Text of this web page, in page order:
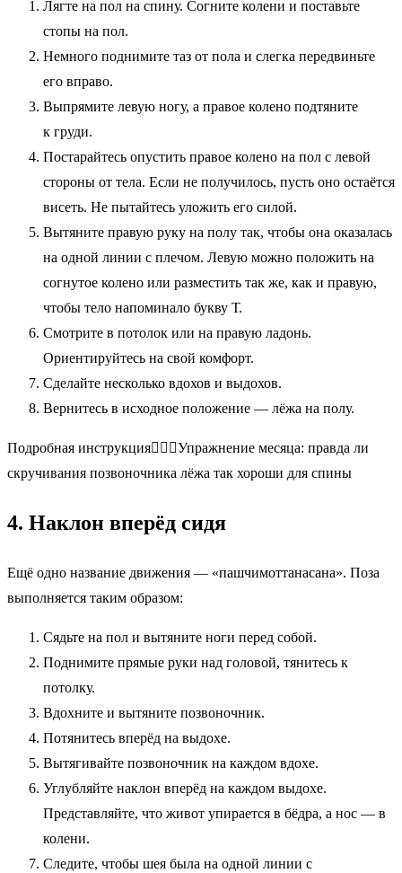
Лягте на пол на спину. Согните колени и поставьте
стопы на пол.
Немного поднимите таз от пола и слегка передвиньте
его вправо.
Выпрямите левую ногу, а правое колено подтяните
к груди.
Постарайтесь опустить правое колено на пол с левой
стороны от тела. Если не получилось, пусть оно остаётся
висеть. Не пытайтесь уложить его силой.
Вытяните правую руку на полу так, чтобы она оказалась
на одной линии с плечом. Левую можно положить на
согнутое колено или разместить так же, как и правую,
чтобы тело напоминало букву Т.
Смотрите в потолок или на правую ладонь.
Ориентируйтесь на свой комфорт.
Сделайте несколько вдохов и выдохов.
Вернитесь в исходное положение — лёжа на полу.
Подробная инструкция🧘🏼‍♀️Упражнение месяца: правда ли
скручивания позвоночника лёжа так хороши для спины
4. Наклон вперёд сидя
Ещё одно название движения — «пашчимоттанасана». Поза
выполняется таким образом:
Сядьте на пол и вытяните ноги перед собой.
Поднимите прямые руки над головой, тянитесь к
потолку.
Вдохните и вытяните позвоночник.
Потянитесь вперёд на выдохе.
Вытягивайте позвоночник на каждом вдохе.
Углубляйте наклон вперёд на каждом выдохе.
Представляйте, что живот упирается в бёдра, а нос — в
колени.
Следите, чтобы шея была на одной линии с